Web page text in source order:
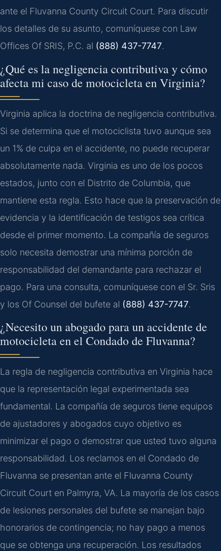
ante el Fluvanna County Circuit Court. Para discutir
los detalles de su asunto, comuníquese con Law
Offices Of SRIS, P.C. al (888) 437-7747.
¿Qué es la negligencia contributiva y cómo
afecta mi caso de motocicleta en Virginia?
Virginia aplica la doctrina de negligencia contributiva.
Si se determina que el motociclista tuvo aunque sea
un 1% de culpa en el accidente, no puede recuperar
absolutamente nada. Virginia es uno de los pocos
estados, junto con el Distrito de Columbia, que
mantiene esta regla. Esto hace que la preservación de
evidencia y la identificación de testigos sea crítica
desde el primer momento. La compañía de seguros
solo necesita demostrar una mínima porción de
responsabilidad del demandante para rechazar el
pago. Para una consulta, comuníquese con el Sr. Sris
y los Of Counsel del bufete al (888) 437-7747.
¿Necesito un abogado para un accidente de
motocicleta en el Condado de Fluvanna?
La regla de negligencia contributiva en Virginia hace
que la representación legal experimentada sea
fundamental. La compañía de seguros tiene equipos
de ajustadores y abogados cuyo objetivo es
minimizar el pago o demostrar que usted tuvo alguna
responsabilidad. Los reclamos en el Condado de
Fluvanna se presentan ante el Fluvanna County
Circuit Court en Palmyra, VA. La mayoría de los casos
de lesiones personales del bufete se manejan bajo
honorarios de contingencia; no hay pago a menos
que se obtenga una recuperación. Los resultados